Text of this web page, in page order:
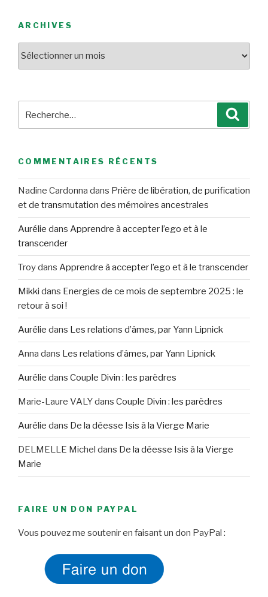
ARCHIVES
COMMENTAIRES RÉCENTS
Nadine Cardonna dans Prière de libération, de purification
et de transmutation des mémoires ancestrales
Aurélie dans Apprendre à accepter l’ego et à le
transcender
Troydans Apprendre à accepter l’ego et à le transcender
Mikki dans Energies de ce mois de septembre 2025 : le
retour à soi !
Aurélie dans Les relations d’âmes, par Yann Lipnick
Anna dans Les relations d’âmes, par Yann Lipnick
Aurélie dans Couple Divin : les parèdres
Marie-Laure VALYdans Couple Divin : les parèdres
Aurélie dans De la déesse Isis à la Vierge Marie
DELMELLE Michel dans De la déesse Isis à la Vierge
Marie
FAIRE UN DON PAYPAL
Vous pouvez me soutenir en faisant un don PayPal :